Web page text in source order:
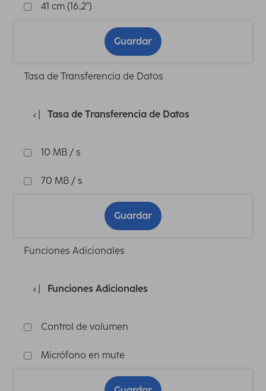
41 cm (16,2")
Guardar
Tasa de Transferencia de Datos
Tasa de Transferencia de Datos
10 MB / s
70 MB / s
Guardar
Funciones Adicionales
Funciones Adicionales
Control de volumen
Micrófono en mute